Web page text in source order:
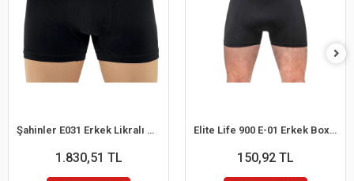
Şahinler E031 Erkek Likralı Boxer Külot 6lı Paket Siyah S
1.830,51 TL
Elite Life 900 E-01 Erkek Boxer
150,92 TL